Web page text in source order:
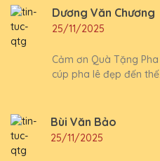
Dương Văn Chương
25/11/2025
Cảm ơn Quà Tặng
cúp pha lê đẹp đến
Bùi Văn Bảo
25/11/2025